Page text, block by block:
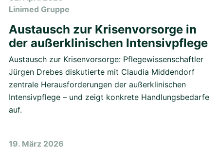
Linimed Gruppe
Austausch zur Krisenvorsorge in
der außerklinischen Intensivpflege
Austausch zur Krisenvorsorge: Pflegewissenschaftler
Jürgen Drebes diskutierte mit Claudia Middendorf
zentrale Herausforderungen der außerklinischen
Intensivpflege – und zeigt konkrete Handlungsbedarfe
auf.
19. März 2026